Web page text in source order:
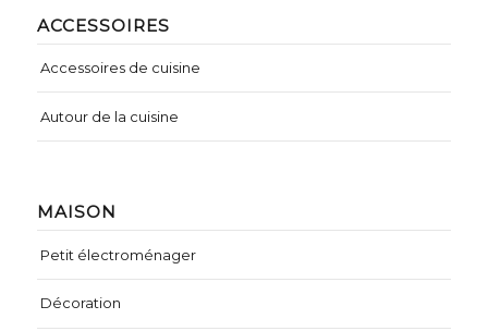
MAISON
Petit électroménager
Décoration
ACCESSOIRES
Accessoires de cuisine
Autour de la cuisine